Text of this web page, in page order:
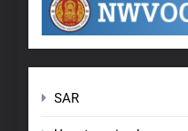
SAR